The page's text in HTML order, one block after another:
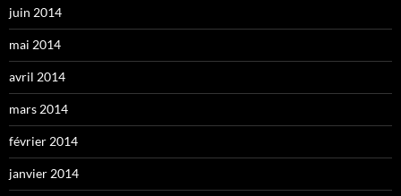
juin 2014
mai 2014
avril 2014
mars 2014
février 2014
janvier 2014